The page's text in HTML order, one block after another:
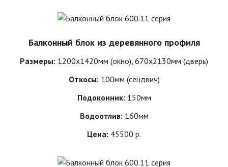
Балконный блок из деревянного профиля
Размеры: 1200х1420мм (окно), 670х2130мм (дверь)
Откосы: 100мм (сендвич)
Подоконник: 150мм
Водоотлив: 160мм
Цена: 45500 р.